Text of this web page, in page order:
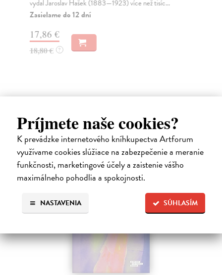
Príjmete naše cookies?
K prevádzke internetového kníhkupectva Artforum
využívame cookies slúžiace na zabezpečenie a meranie
funkčnosti, marketingové účely a zaistenie vášho
maximálneho pohodlia a spokojnosti.
SÚHLASÍM
NASTAVENIA
vydal Jaroslav Hašek (1883—1923) více než tisíc...
Zasielame do 12 dní
17,86 €
18,80 € ?
beletria
na sklade